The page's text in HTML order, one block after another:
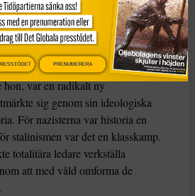
forska om boken Origins i
hon inte främmande för
hon, var en radikalt ny
sig genom sin ideologiska
För nazisterna var historia en
stalinismen var det en klasskamp.
totalitära ledare verkställa
att med våld omforma de
PRENUMERERA